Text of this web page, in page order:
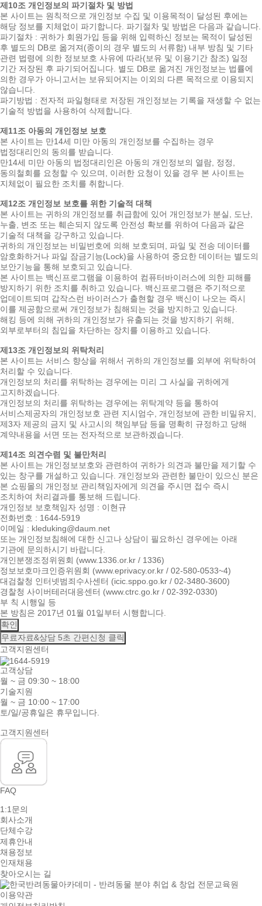
제10조 개인정보의 파기절차 및 방법
본 사이트는 원칙적으로 개인정보 수집 및 이용목적이 달성된 후에는
해당 정보를 지체없이 파기합니다. 파기절차 및 방법은 다음과 같습니다.
파기절차 : 귀하가 회원가입 등을 위해 입력하신 정보는 목적이 달성된
후 별도의 DB로 옮겨져(종이의 경우 별도의 서류함) 내부 방침 및 기타
관련 법령에 의한 정보보호 사유에 따라(보유 및 이용기간 참조) 일정
기간 저장된 후 파기되어집니다. 별도 DB로 옮겨진 개인정보는 법률에
의한 경우가 아니고서는 보유되어지는 이외의 다른 목적으로 이용되지
않습니다.
파기방법 : 전자적 파일형태로 저장된 개인정보는 기록을 재생할 수 없는
기술적 방법을 사용하여 삭제합니다.
제11조 아동의 개인정보 보호
본 사이트는 만14세 미만 아동의 개인정보를 수집하는 경우
법정대리인의 동의를 받습니다.
만14세 미만 아동의 법정대리인은 아동의 개인정보의 열람, 정정,
동의철회를 요청할 수 있으며, 이러한 요청이 있을 경우 본 사이트는
지체없이 필요한 조치를 취합니다.
제12조 개인정보 보호를 위한 기술적 대책
본 사이트는 귀하의 개인정보를 취급함에 있어 개인정보가 분실, 도난,
누출, 변조 또는 훼손되지 않도록 안전성 확보를 위하여 다음과 같은
기술적 대책을 강구하고 있습니다.
귀하의 개인정보는 비밀번호에 의해 보호되며, 파일 및 전송 데이터를
암호화하거나 파일 잠금기능(Lock)을 사용하여 중요한 데이터는 별도의
보안기능을 통해 보호되고 있습니다.
본 사이트는 백신프로그램을 이용하여 컴퓨터바이러스에 의한 피해를
방지하기 위한 조치를 취하고 있습니다. 백신프로그램은 주기적으로
업데이트되며 갑작스런 바이러스가 출현할 경우 백신이 나오는 즉시
이를 제공함으로써 개인정보가 침해되는 것을 방지하고 있습니다.
해킹 등에 의해 귀하의 개인정보가 유출되는 것을 방지하기 위해,
외부로부터의 침입을 차단하는 장치를 이용하고 있습니다.
제13조 개인정보의 위탁처리
본 사이트는 서비스 향상을 위해서 귀하의 개인정보를 외부에 위탁하여
처리할 수 있습니다.
개인정보의 처리를 위탁하는 경우에는 미리 그 사실을 귀하에게
고지하겠습니다.
개인정보의 처리를 위탁하는 경우에는 위탁계약 등을 통하여
서비스제공자의 개인정보호 관련 지시엄수, 개인정보에 관한 비밀유지,
제3자 제공의 금지 및 사고시의 책임부담 등을 명확히 규정하고 당해
계약내용을 서면 또는 전자적으로 보관하겠습니다.
제14조 의견수렴 및 불만처리
본 사이트는 개인정보보호와 관련하여 귀하가 의견과 불만을 제기할 수
있는 창구를 개설하고 있습니다. 개인정보와 관련한 불만이 있으신 분은
본 쇼핑몰의 개인정보 관리책임자에게 의견을 주시면 접수 즉시
조치하여 처리결과를 통보해 드립니다.
개인정보 보호책임자 성명 : 이현규
전화번호 : 1644-5919
이메일 : kleduking@daum.net
또는 개인정보침해에 대한 신고나 상담이 필요하신 경우에는 아래
기관에 문의하시기 바랍니다.
개인분쟁조정위원회 (www.1336.or.kr / 1336)
정보보호마크인증위원회 (www.eprivacy.or.kr / 02-580-0533~4)
대검찰청 인터넷범죄수사센터 (icic.sppo.go.kr / 02-3480-3600)
경찰청 사이버테러대응센터 (www.ctrc.go.kr / 02-392-0330)
부 칙 시행일 등
본 방침은 2017년 01월 01일부터 시행합니다.
확인
무료자료&상담 5초 간편신청 클릭
고객지원센터
고객상담
월 ~ 금 09:30 ~ 18:00
기술지원
월 ~ 금 10:00 ~ 17:00
토/일/공휴일은 휴무입니다.
고객지원센터
FAQ
1:1문의
회사소개
단체수강
제휴안내
채용정보
인재채용
찾아오시는 길
이용약관